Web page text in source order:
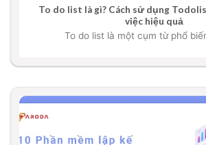
To do list là gì? Cách sử dụng
việc hiệu quả
To do list là một cụm từ phổ